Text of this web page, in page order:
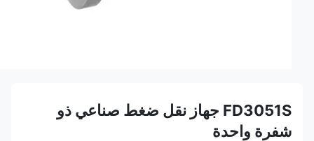
FD3051S جهاز نقل ضغط صناعي ذو
شفرة واحدة